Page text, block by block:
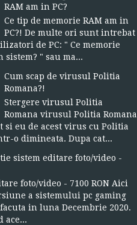
RAM am in PC?
Ce tip de memorie RAM am in
PC?! De multe ori sunt intrebat
de PC: " Ce memorie
sistem? " sau ma...
Cum scap de virusul Politia
Romana?!
Stergere virusul Politia
Romana virusul Politia Romana
si eu de acest virus cu Politia
o dimineata. Dupa cat...
sistem editare foto/video -
foto/video - 7100 RON Aici
a sistemului pc gaming
in luna Decembrie 2020.
ace...